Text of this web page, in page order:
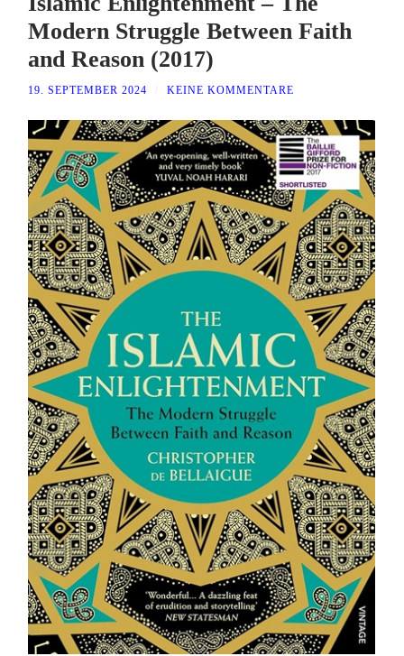
Modern Struggle Between Faith
and Reason (2017)
19. SEPTEMBER 2024 KEINE KOMMENTARE